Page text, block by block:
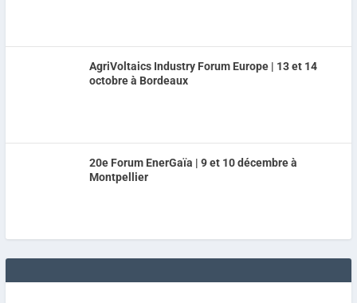
AgriVoltaics Industry Forum Europe | 13 et 14
octobre à Bordeaux
20e Forum EnerGaïa | 9 et 10 décembre à
Montpellier